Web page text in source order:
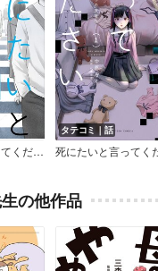
支援係― 分冊版
タテコミ｜話
の他作品